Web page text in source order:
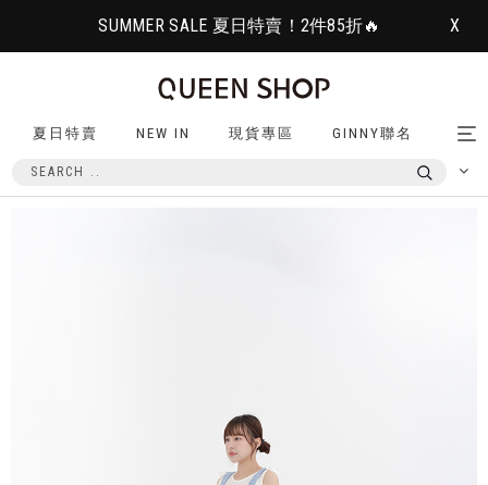
SUMMER SALE 夏日特賣！2件85折🔥 X
夏日特賣 NEW IN 現貨專區 GINNY聯名